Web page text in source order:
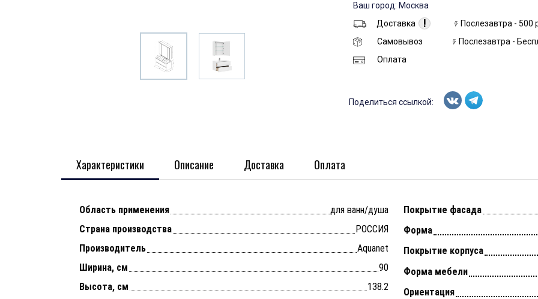
Ваш город: Москва
Доставка
!
Послезавтра - 500
Самовывоз
Послезавтра -
Оплата
Поделиться ссылкой:
Характеристики Описание Доставка Оплата
Область применения
для ванн/душа
Страна производства
РОССИЯ
Производитель
Aquanet
Ширина, см
90
Высота, см
138.2
Покрытие фасада
Форма
Покрытие корпуса
Форма мебели
Ориентация